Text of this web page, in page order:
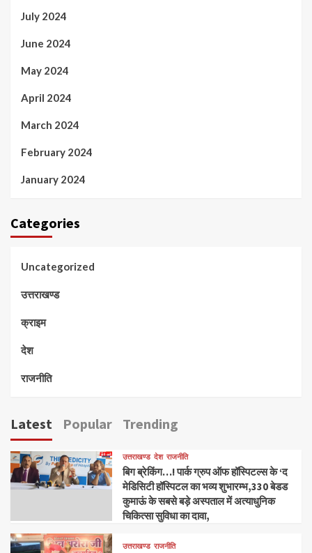
July 2024
June 2024
May 2024
April 2024
March 2024
February 2024
January 2024
Categories
Uncategorized
उत्तराखण्ड
क्राइम
देश
राजनीति
Latest Popular Trending
उत्तराखण्ड देश राजनीति
बिग ब्रेकिंग…! पार्क ग्रुप ऑफ हॉस्पिटल्स के ‘द
मेडिसिटी हॉस्पिटल का भव्य शुभारम्भ,330 बेडड
कुमाऊं के सबसे बड़े अस्पताल में अत्याधुनिक
चिकित्सा सुविधा का दावा,
उत्तराखण्ड राजनीति